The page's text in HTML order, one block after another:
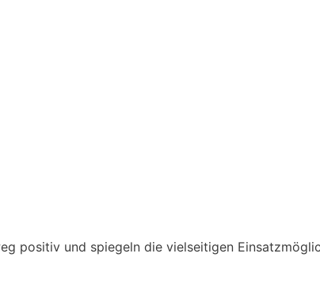
positiv und spiegeln die vielseitigen